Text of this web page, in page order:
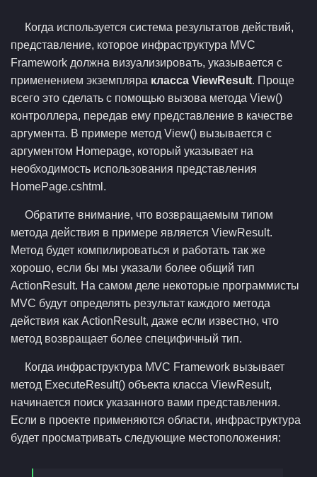
Когда используется система результатов действий,
представление, которое инфраструктура MVC
Framework должна визуализировать, указывается с
применением экземпляра класса ViewResult. Проще
всего это сделать с помощью вызова метода View()
контроллера, передав ему представление в качестве
аргумента. В примере метод View() вызывается с
аргументом Homepage, который указывает на
необходимость использования представления
HomePage.cshtml.
Обратите внимание, что возвращаемым типом
метода действия в примере является ViewResult.
Метод будет компилироваться и работать так же
хорошо, если бы мы указали более общий тип
ActionResult. На самом деле некоторые программисты
MVC будут определять результат каждого метода
действия как ActionResult, даже если известно, что
метод возвращает более специфичный тип.
Когда инфраструктура MVC Framework вызывает
метод ExecuteResult() объекта класса ViewResult,
начинается поиск указанного вами представления.
Если в проекте применяются области, инфраструктура
будет просматривать следующие местоположения: